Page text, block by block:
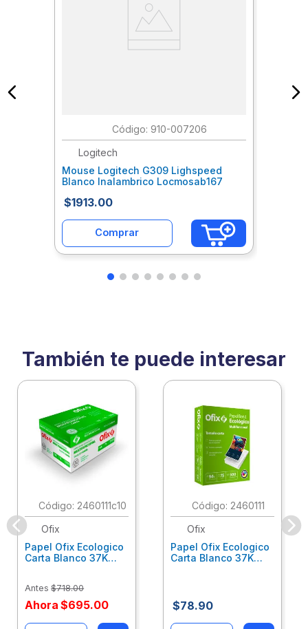
: 910-007206
Logitech
Mouse Logitech G309 Lighspeed
Blanco Inalambrico Locmosab167
$1913.00
Comprar
También te puede interesar
: 2460111c10
Ofix
Papel Ofix Ecologico
Carta Blanco 37K
Antes $718.00
Ahora $695.00
: 2460111
Ofix
Papel Ofix Ecologico
Carta Blanco 37K
$78.90